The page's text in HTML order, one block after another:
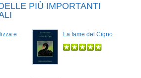
PIÙ IMPORTANTI
e
La fame del Cigno